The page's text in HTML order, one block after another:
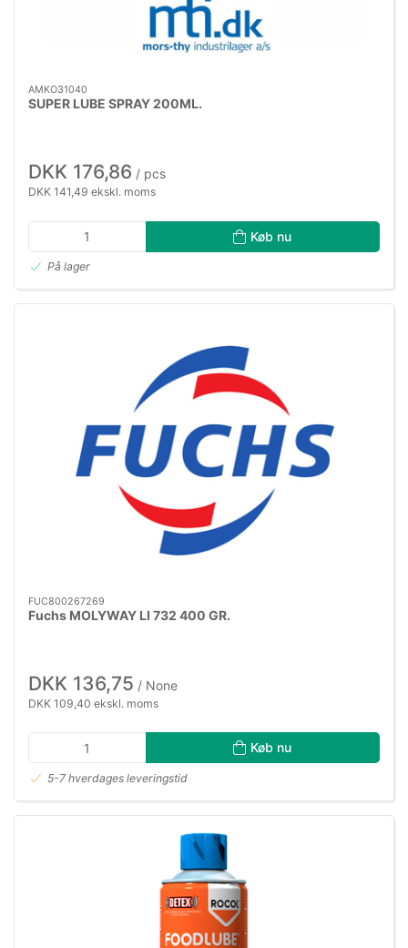
AMKO31040
SUPER LUBE SPRAY 200ML.
DKK 176,86 / pcs
DKK 141,49 ekskl. moms
Køb nu
På lager
FUC800267269
Fuchs MOLYWAY LI 732 400 GR.
DKK 136,75 / None
DKK 109,40 ekskl. moms
Køb nu
5-7 hverdages leveringstid